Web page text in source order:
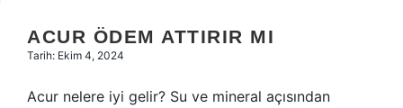
ACUR ÖDEM ATTIRIR MI
Tarih: Ekim 4, 2024
Acur nelere iyi gelir? Su ve mineral açısından